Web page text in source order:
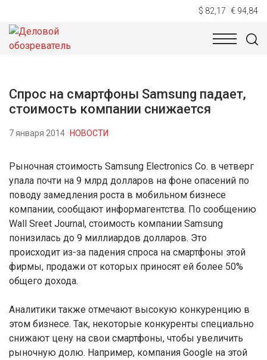
$ 82,17 € 94,84
НОВОСТИ
Спрос на смартфоны Samsung падает,
стоимость компании снижается
7 января 2014 НОВОСТИ
Рыночная стоимость Samsung Electronics Co. в четверг
упала почти на 9 млрд долларов на фоне опасений по
поводу замедления роста в мобильном бизнесе
компании, сообщают информагентства. По сообщению
Wall Sreet Journal, стоимость компании Samsung
понизилась до 9 миллиардов долларов. Это
происходит из-за падения спроса на смартфоны этой
фирмы, продажи от которых приносят ей более 50%
общего дохода.
Аналитики также отмечают высокую конкуренцию в
этом бизнесе. Так, некоторые конкуренты специально
снижают цену на свои смартфоны, чтобы увеличить
рыночную долю. Например, компания Google на этой